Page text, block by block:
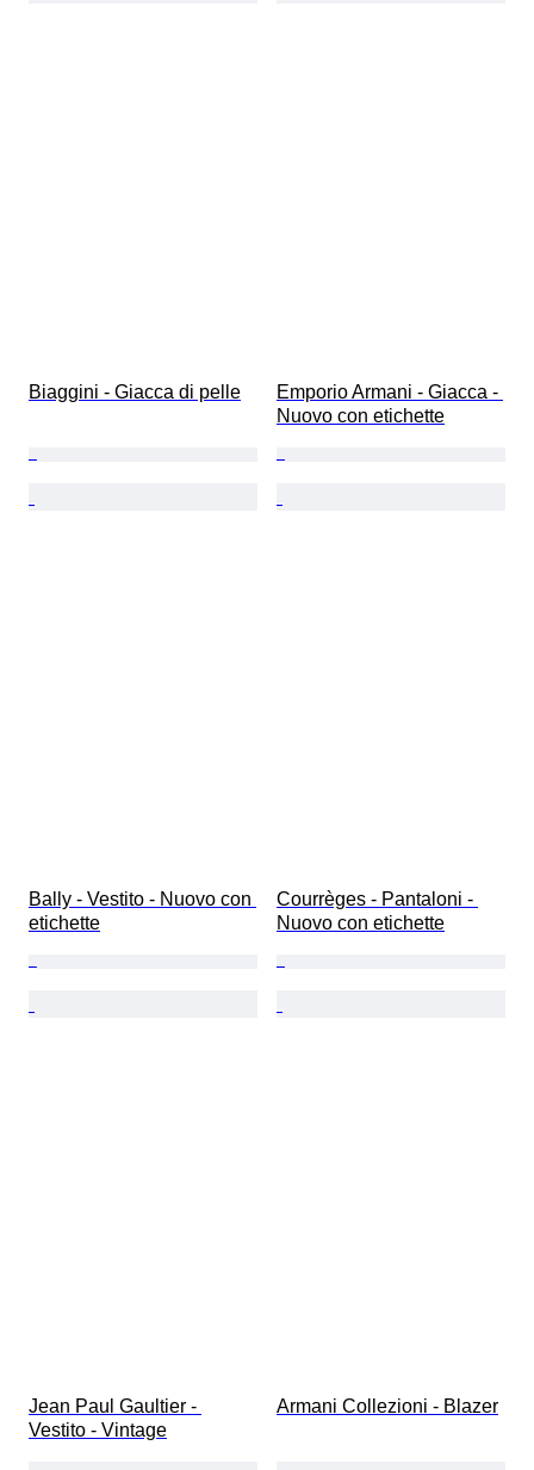
Biaggini - Giacca di pelle
Emporio Armani - Giacca -
Nuovo con etichette
Bally - Vestito - Nuovo con
etichette
Courrèges - Pantaloni -
Nuovo con etichette
Jean Paul Gaultier -
Vestito - Vintage
Armani Collezioni - Blazer